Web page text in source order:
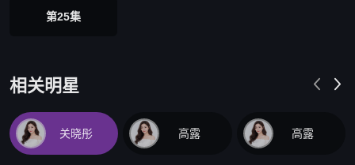
第25集
相关明星
关晓彤 高露 高露
 